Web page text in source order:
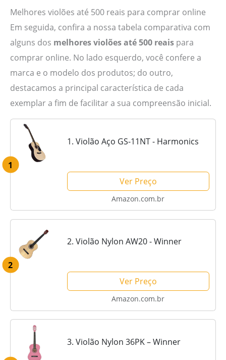
Melhores violões até 500 reais para comprar online
Em seguida, confira a nossa tabela comparativa com
alguns dos melhores violões até 500 reais para
comprar online. No lado esquerdo, você confere a
marca e o modelo dos produtos; do outro,
destacamos a principal característica de cada
exemplar a fim de facilitar a sua compreensão inicial.
1
1. Violão Aço GS-11NT - Harmonics
Ver Preço
Amazon.com.br
2
2. Violão Nylon AW20 - Winner
Ver Preço
Amazon.com.br
3. Violão Nylon 36PK – Winner